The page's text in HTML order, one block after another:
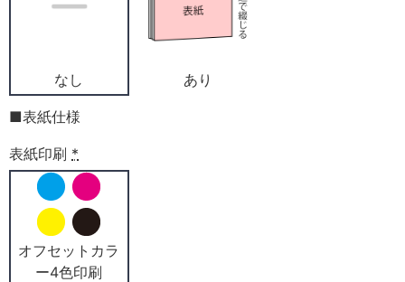
なし あり
■表紙仕様
表紙印刷 *
オフセットカラ
ー4色印刷